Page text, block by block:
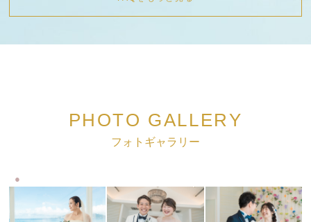
PHOTO GALLERY
フォトギャラリー